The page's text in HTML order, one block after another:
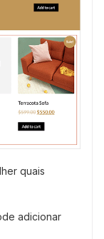
quais
adicionar